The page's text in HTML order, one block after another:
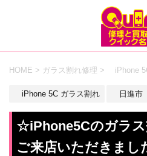
HOME > ガラス割れ修理 > iPhone
iPhone 5C ガラス割れ 日進市
☆iPhone5Cのガラス
ご来店いただきまし